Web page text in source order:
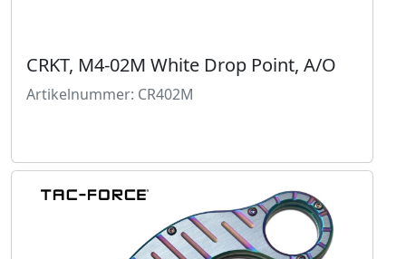
CRKT, M4-02M White Drop Point, A/O
Artikelnummer: CR402M